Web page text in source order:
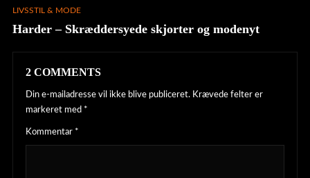
LIVSSTIL & MODE
Harder – Skræddersyede skjorter og modenyt
2 COMMENTS
Din e-mailadresse vil ikke blive publiceret. Krævede felter er
markeret med *
Kommentar *